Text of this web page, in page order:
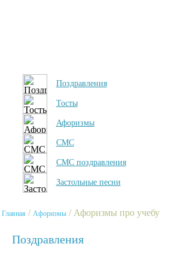
Поздравления
Тосты
Афоризмы
СМС
СМС поздравления
Застольные песни
Главная / Афоризмы / Афоризмы про учебу
Поздравления